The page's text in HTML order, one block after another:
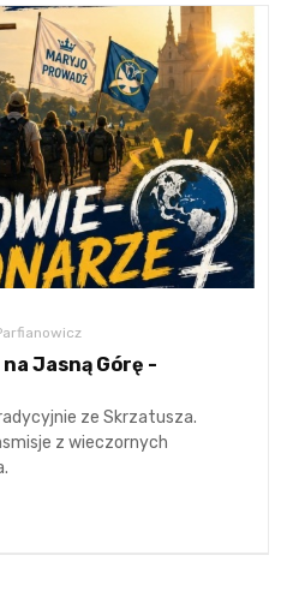
Jasną Górę -
ze Skrzatusza.
z wieczornych